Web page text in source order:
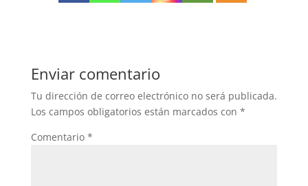
Enviar comentario
Tu dirección de correo electrónico no será publicada.
Los campos obligatorios están marcados con *
Comentario *